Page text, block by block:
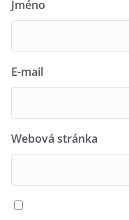
Jméno
E-mail
Webová stránka